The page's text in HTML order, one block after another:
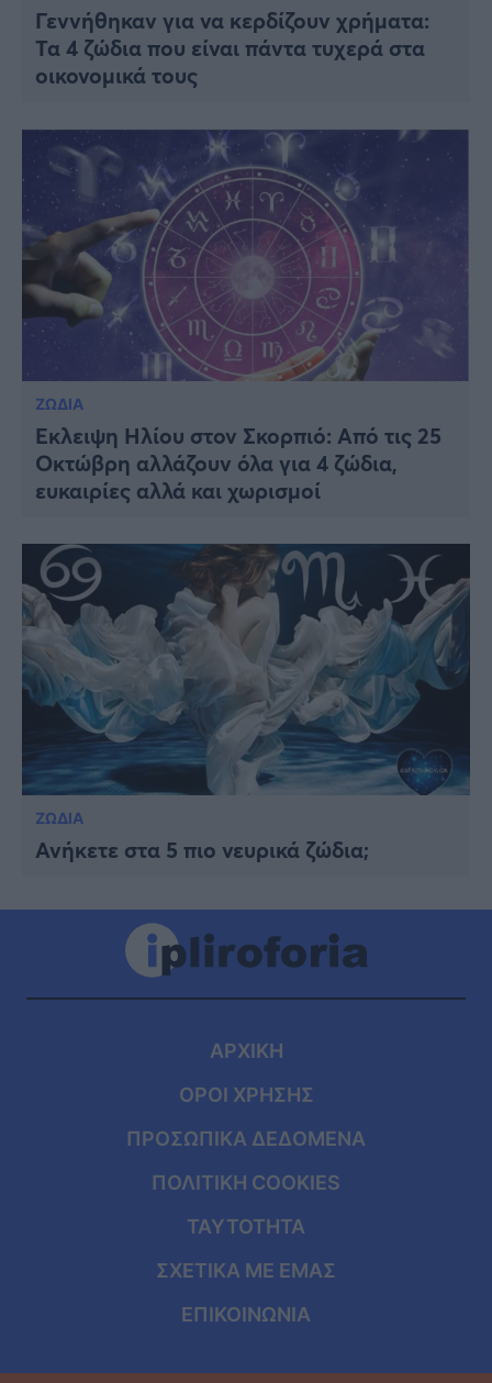
Γεννήθηκαν για να κερδίζουν χρήματα:
Τα 4 ζώδια που είναι πάντα τυχερά στα
οικονομικά τους
ΖΩΔΙΑ
Έκλειψη Ηλίου στον Σκορπιό: Από τις 25
Οκτώβρη αλλάζουν όλα για 4 ζώδια,
ευκαιρίες αλλά και χωρισμοί
ΖΩΔΙΑ
Ανήκετε στα 5 πιο νευρικά ζώδια;
ΑΡΧΙΚΗ
ΟΡΟΙ ΧΡΗΣΗΣ
ΠΡΟΣΩΠΙΚΑ ΔΕΔΟΜΕΝΑ
ΠΟΛΙΤΙΚΗ COOKIES
ΤΑΥΤΟΤΗΤΑ
ΣΧΕΤΙΚΑ ΜΕ ΕΜΑΣ
ΕΠΙΚΟΙΝΩΝΙΑ